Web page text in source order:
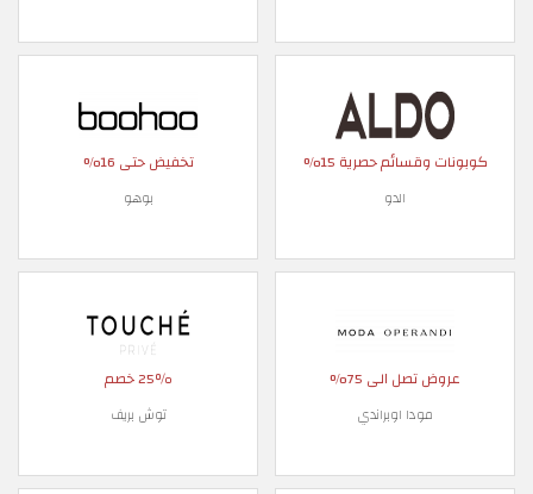
كوبونات وقسائم حصرية 15%
الدو
تخفيض حتى 16%
بوهو
عروض تصل الى 75%
مودا اوبراندي
25٪ خصم
توش بريف